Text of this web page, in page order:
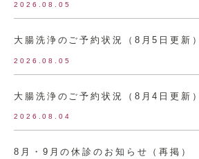
2026.08.05
大腸洗浄のご予約状況（8月5日更新）
2026.08.05
大腸洗浄のご予約状況（8月4日更新）
2026.08.04
8月・9月の休診のお知らせ（再掲）